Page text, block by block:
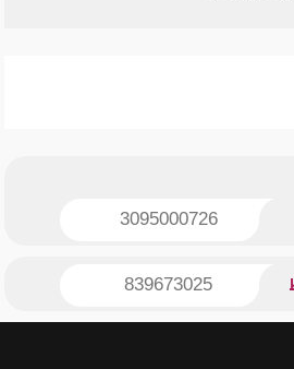
3095000726
839673025